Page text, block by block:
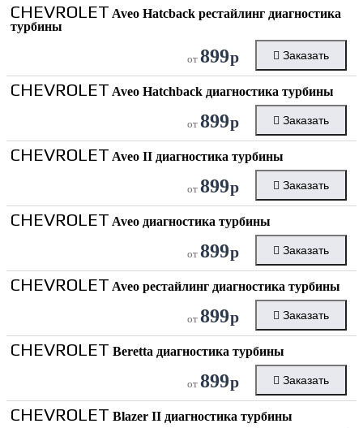
CHEVROLET Aveo Hatcback рестайлинг диагностика
турбины
от 899р Заказать
CHEVROLET Aveo Hatchback диагностика турбины
от 899р Заказать
CHEVROLET Aveo II диагностика турбины
от 899р Заказать
CHEVROLET Aveo диагностика турбины
от 899р Заказать
CHEVROLET Aveo рестайлинг диагностика турбины
от 899р Заказать
CHEVROLET Beretta диагностика турбины
от 899р Заказать
CHEVROLET Blazer II диагностика турбины